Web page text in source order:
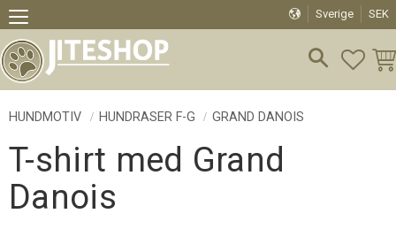
Meny
Sverige SEK
HUNDMOTIV HUNDRASER F-G GRAND DANOIS
T-shirt med Grand
Danois